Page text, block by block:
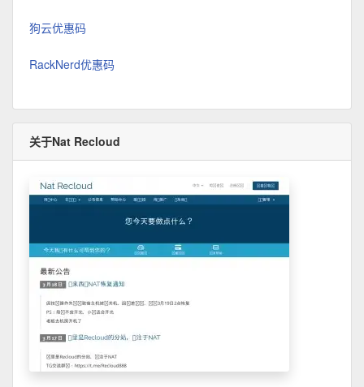
狗云优惠码
RackNerd优惠码
关于Nat Recloud